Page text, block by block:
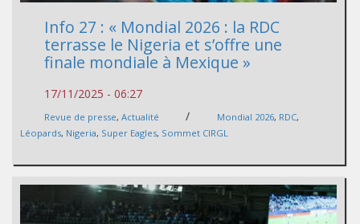
Info 27 : « Mondial 2026 : la RDC
terrasse le Nigeria et s’offre une
finale mondiale à Mexique »
17/11/2025 - 06:27
Revue de presse, Actualité / Mondial 2026, RDC,
Léopards, Nigeria, Super Eagles, Sommet CIRGL